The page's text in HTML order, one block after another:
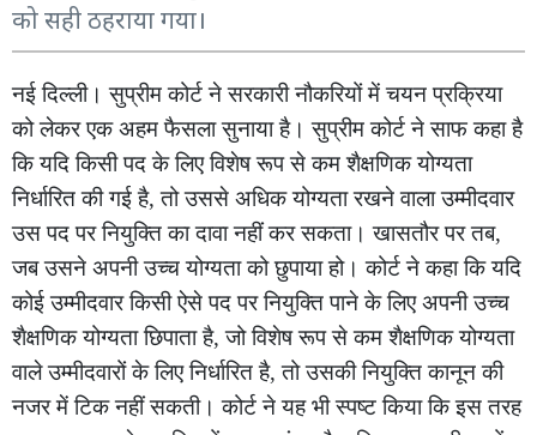
को सही ठहराया गया।
नई दिल्ली। सुप्रीम कोर्ट ने सरकारी नौकरियों में चयन प्रक्रिया
को लेकर एक अहम फैसला सुनाया है। सुप्रीम कोर्ट ने साफ कहा है
कि यदि किसी पद के लिए विशेष रूप से कम शैक्षणिक योग्यता
निर्धारित की गई है, तो उससे अधिक योग्यता रखने वाला उम्मीदवार
उस पद पर नियुक्ति का दावा नहीं कर सकता। खासतौर पर तब,
जब उसने अपनी उच्च योग्यता को छुपाया हो। कोर्ट ने कहा कि यदि
कोई उम्मीदवार किसी ऐसे पद पर नियुक्ति पाने के लिए अपनी उच्च
शैक्षणिक योग्यता छिपाता है, जो विशेष रूप से कम शैक्षणिक योग्यता
वाले उम्मीदवारों के लिए निर्धारित है, तो उसकी नियुक्ति कानून की
नजर में टिक नहीं सकती। कोर्ट ने यह भी स्पष्ट किया कि इस तरह